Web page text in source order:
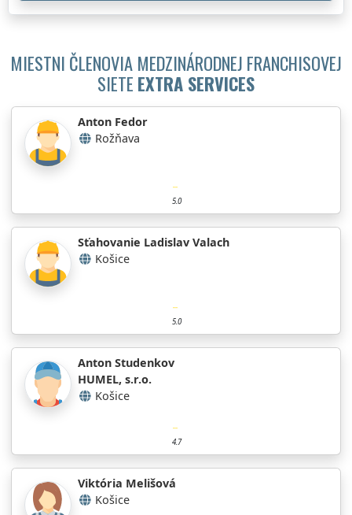
MIESTNI ČLENOVIA MEDZINÁRODNEJ FRANCHISOVEJ
SIETE EXTRA SERVICES
Anton Fedor
Rožňava
5.0
Sťahovanie Ladislav Valach
Košice
5.0
Anton Studenkov
HUMEL, s.r.o.
Košice
4.7
Viktória Melišová
Košice